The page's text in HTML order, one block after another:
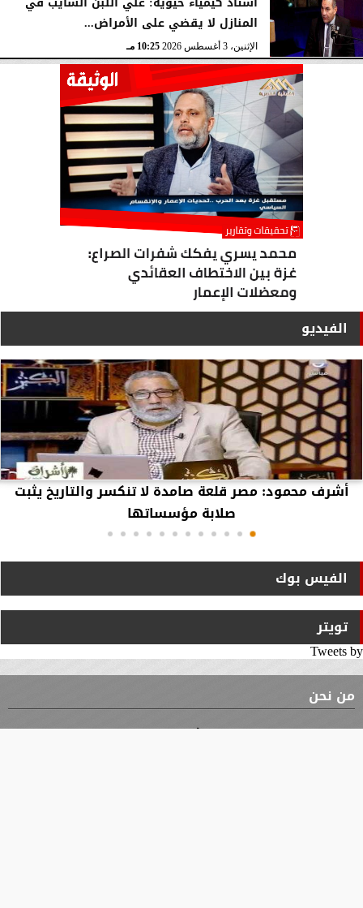
المنازل لا يقضي على الأمراض...
الإثنين، 3 أغسطس 2026 10:25 مـ
الفيديو
أشرف محمود: مصر قلعة صامدة لا تنكسر والتاريخ يثبت
صلابة مؤسساتها
الفيس بوك
تويتر
Tweets by
من نحن